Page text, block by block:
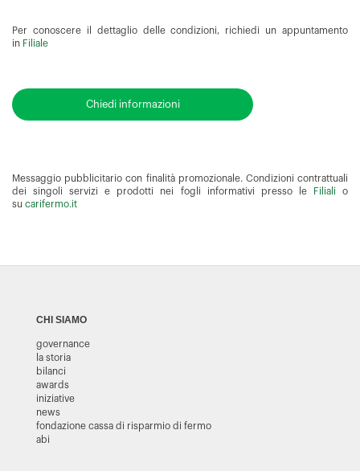
Per conoscere il dettaglio delle condizioni, richiedi un appuntamento
in Filiale
Chiedi informazioni
Messaggio pubblicitario con finalità promozionale. Condizioni contrattuali
dei singoli servizi e prodotti nei fogli informativi presso le
Filialio
su carifermo.it
CHI SIAMO
governance
la storia
bilanci
awards
iniziative
news
fondazione cassa di risparmio di fermo
abi